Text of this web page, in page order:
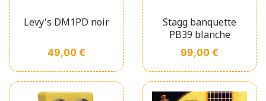
Levy's DM1PD noir
Prix
49,00 €
Stagg banquette
PB39 blanche
Prix
99,00 €